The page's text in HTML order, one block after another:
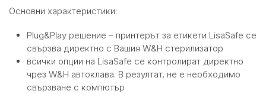
Основни характеристики:
Plug&Play решение – принтерът за етикети LisaSafe се
свързва директно с Вашия W&H стерилизатор
всички опции на LisaSafe се контролират директно
чрез W&H автоклава. В резултат, не е необходимо
свързване с компютър